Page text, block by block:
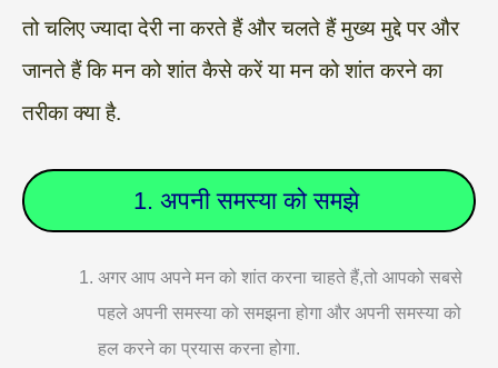
तो चलिए ज्यादा देरी ना करते हैं और चलते हैं मुख्य मुद्दे पर और
जानते हैं कि मन को शांत कैसे करें या मन को शांत करने का
तरीका क्या है.
1. अपनी समस्या को समझे
अगर आप अपने मन को शांत करना चाहते हैं,तो आपको सबसे
पहले अपनी समस्या को समझना होगा और अपनी समस्या को
हल करने का प्रयास करना होगा.